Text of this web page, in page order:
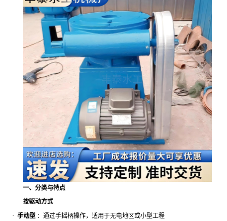
一、分类与特点
按驱动方式
·手动型 ：通过手摇柄操作，适用于无电地区或小型工程